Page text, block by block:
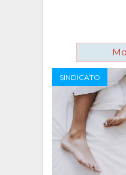
SINDICATO